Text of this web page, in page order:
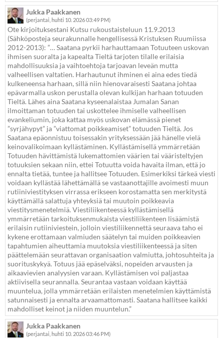
Jukka Paakkanen
(perjantai, huhti 10. 2026 03:49 PM)
Ote kirjoituksestani Kutsu rukoustaisteluun 11.9.2013
(Sähköposteja seurakunnalle hengellisessä Kristuksen Ruumiissa
2012-2013): ”… Saatana pyrkii harhauttamaan Totuuteen uskovan
ihmisen suoralta ja kapealta Tieltä tarjoten tilalle erilaisia
mahdollisuuksia ja vaihtoehtoja tarjoavan leveän mutta
valheellisen valtatien. Harhautunut ihminen ei aina edes tiedä
kulkeneensa harhaan, sillä niin hienovaraisesti Saatana johtaa
epävarmalla uskon perustalla olevan kulkijan harhaan totuuden
Tieltä. Lähes aina Saatana kyseenalaistaa Jumalan Sanan
ilmoittaman totuuden tai uskottelee ihmiselle valheellisen
evankeliumin, joka kattaa myös uskovan elämässä pienet
”syrjähypyt” ja ”viattomat poikkeamiset” totuuden Tieltä. Jos
Saatana epäonnistuu toisessakin yrityksessään jää hänelle vielä
keinovalikoimaan kyllästäminen. Kyllästämisellä ymmärretään
Totuuden hävittämistä lukemattomien väärien tai vääristeltyjen
totuuksien sekaan niin, ettei Totuutta voida havaita ilman, että jo
ennalta tietää, tuntee ja hallitsee Totuuden. Esimerkiksi tärkeä viesti
voidaan kyllästää lähettämällä se vastaanottajille avoimesti muun
rutiiniviestityksen virrassa erikseen korostamatta sen merkitystä
käyttämällä salattuja yhteyksiä tai muutoin poikkeavia
viestitysmenetelmiä. Viestiliikenteessä kyllästämisellä
ymmärretään tarkoituksenmukaista viestiliikenteen lisäämistä
erilaisin rutiiniviestein, jolloin viestiliikennettä seuraava taho ei
kykene erottamaan valmiuden säätelyn tai muiden poikkeavien
tapahtumien aiheuttamia muutoksia viestiliikenteessä ja siten
päättelemään seurattavan organisaation valmiutta, johtosuhteita ja
suorituskykyä. Totuus jää epäselväksi, nopeiden arvausten ja
aikaavievien analyysien varaan. Kyllästämisen voi paljastaa
aktiivisella seurannalla. Seurantaa vastaan voidaan käyttää
muuntelua, jolla ymmärretään erilaisten menetelmien käyttämistä
satunnaisesti ja ennalta arvaamattomasti. Saatana hallitsee kaikki
mahdolliset keinot ja niiden muuntelun.”
Jukka Paakkanen
(perjantai, huhti 10. 2026 03:46 PM)